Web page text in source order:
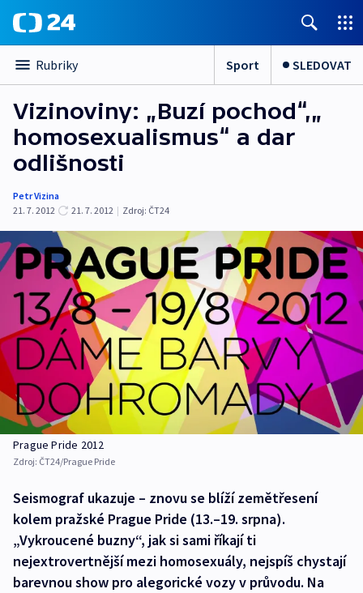
Rubriky Sport SLEDOVAT
Vizinoviny: „Buzí pochod“,„
homosexualismus“ a dar
odlišnosti
Petr Vizina
21. 7. 2012
21. 7. 2012 | Zdroj: ČT24
Prague Pride 2012
Zdroj: ČT24/Prague Pride
Seismograf ukazuje – znovu se blíží zemětřesení
kolem pražské Prague Pride (13.–19. srpna).
„Vykroucené buzny“, jak si sami říkají ti
nejextrovertnější mezi homosexuály, nejspíš chystají
barevnou show pro alegorické vozy v průvodu. Na